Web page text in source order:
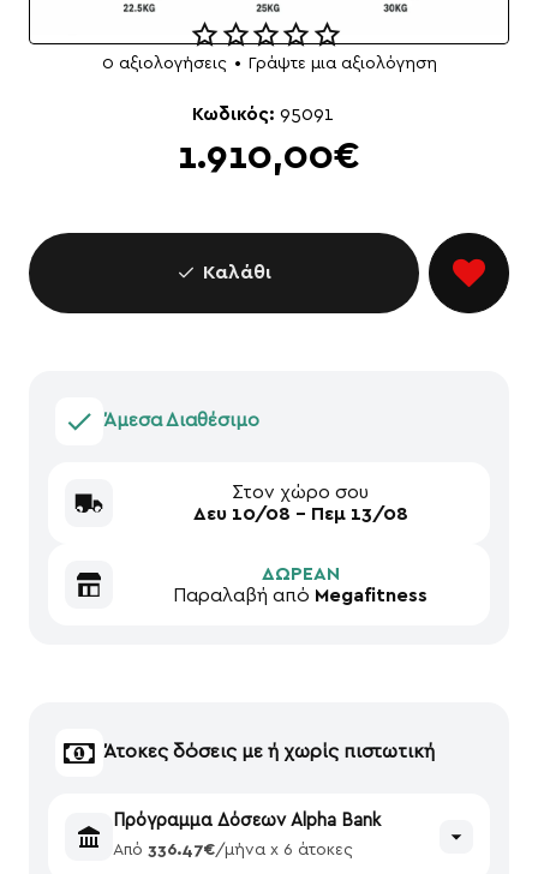
0 αξιολογήσεις • Γράψτε μια αξιολόγηση
1.910,00€
Κωδικός: 95091
Καλάθι
Άμεσα Διαθέσιμο
Στον χώρο σου
Δευ 10/08 - Πεμ 13/08
ΔΩΡΕΑΝ
Παραλαβή από Megafitness
Άτοκες δόσεις με ή χωρίς πιστωτική
Πρόγραμμα Δόσεων Alpha Bank
Από 336.47€/μήνα x 6 άτοκες